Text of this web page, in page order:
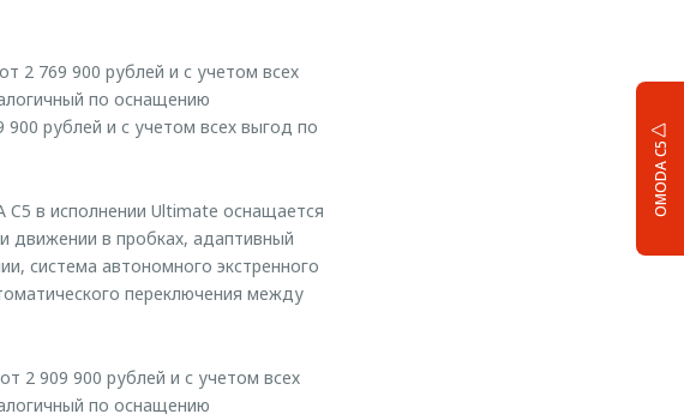
OMODA C5
2 769 900 рублей и с учетом всех
по оснащению
рублей и с учетом всех выгод по
в исполнении Ultimate оснащается
движении в пробках, адаптивный
система автономного экстренного
переключения между
2 909 900 рублей и с учетом всех
по оснащению